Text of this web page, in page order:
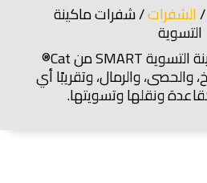
/الشفرات/ شفرات ماكينة
التسوية
ملحقات شفرة ماكينة التسوية SMART من Cat®
والحصى، والرمال، وتقريبًا أي
ونقلها وتسويتها.